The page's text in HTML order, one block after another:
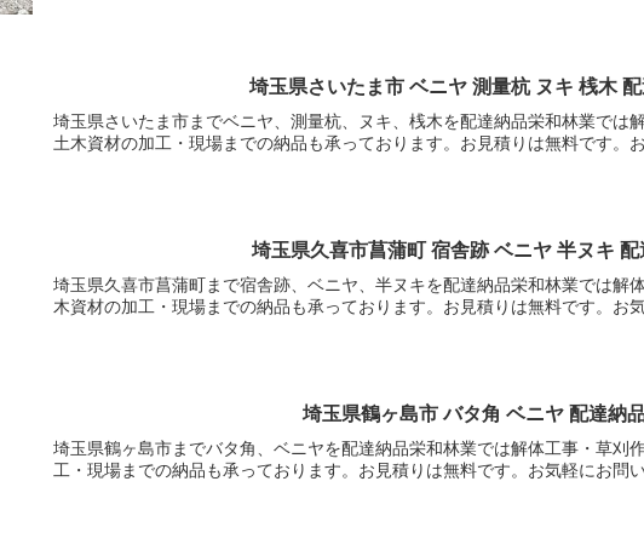
埼玉県さいたま市 ベニヤ 測量杭 ヌキ 桟木
埼玉県さいたま市までベニヤ、測量杭、ヌキ、桟木を配達納品栄和林業では
土木資材の加工・現場までの納品も承っております。お見積りは無料です。
埼玉県久喜市菖蒲町 宿舎跡 ベニヤ 半ヌキ 配
埼玉県久喜市菖蒲町まで宿舎跡、ベニヤ、半ヌキを配達納品栄和林業では解
木資材の加工・現場までの納品も承っております。お見積りは無料です。お
埼玉県鶴ヶ島市 バタ角 ベニヤ 配達納
埼玉県鶴ヶ島市までバタ角、ベニヤを配達納品栄和林業では解体工事・草刈
工・現場までの納品も承っております。お見積りは無料です。お気軽にお問